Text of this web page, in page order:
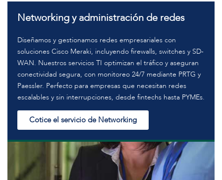
Networking y administración de redes
Diseñamos y gestionamos redes empresariales con
soluciones Cisco Meraki, incluyendo firewalls, switches y SD-
WAN. Nuestros servicios TI optimizan el tráfico y aseguran
conectividad segura, con monitoreo 24/7 mediante PRTG y
Paessler. Perfecto para empresas que necesitan redes
escalables y sin interrupciones, desde fintechs hasta PYMEs.
Cotice el servicio de Networking